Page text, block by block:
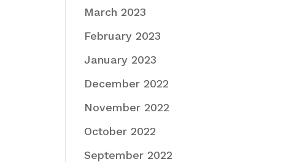
March 2023
February 2023
January 2023
December 2022
November 2022
October 2022
September 2022